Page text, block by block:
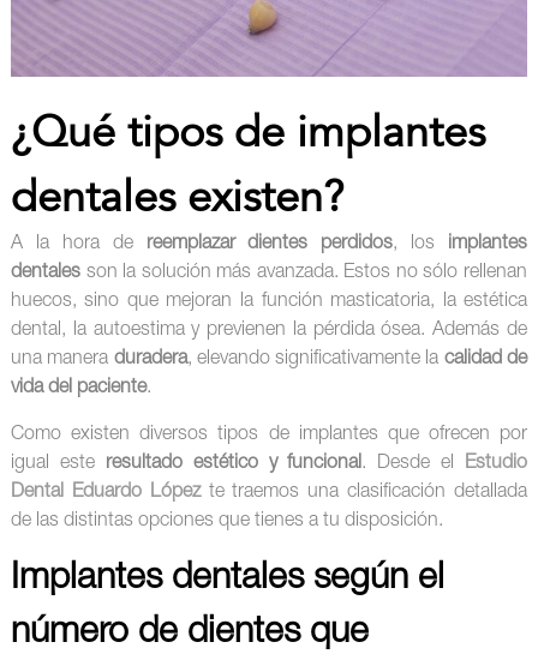
¿Qué tipos de implantes
dentales existen?
A la hora de reemplazar dientes perdidos, los implantes
dentalesson la solución más avanzada. Estos no sólo rellenan
huecos, sino que mejoran la función masticatoria, la estética
dental, la autoestima y previenen la pérdida ósea. Además de
una manera duradera, elevando significativamente la calidad de
vida del paciente.
Como existen diversos tipos de implantes que ofrecen por
igual este resultado estético y funcional. Desde el Estudio
Dental Eduardo Lópezte traemos una clasificación detallada
de las distintas opciones que tienes a tu disposición.
Implantes dentales según el
número de dientes que